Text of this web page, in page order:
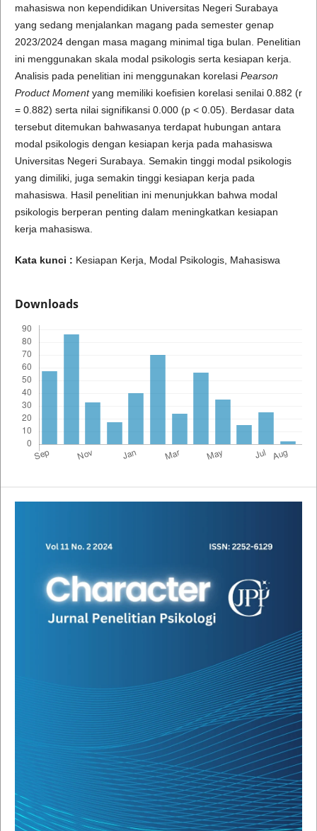
mahasiswa non kependidikan Universitas Negeri Surabaya
yang sedang menjalankan magang pada semester genap
2023/2024 dengan masa magang minimal tiga bulan. Penelitian
ini menggunakan skala modal psikologis serta kesiapan kerja.
Analisis pada penelitian ini menggunakan korelasi Pearson
Product Momentyang memiliki koefisien korelasi senilai 0.882 (r
= 0.882) serta nilai signifikansi 0.000 (p < 0.05). Berdasar data
tersebut ditemukan bahwasanya terdapat hubungan antara
modal psikologis dengan kesiapan kerja pada mahasiswa
Universitas Negeri Surabaya. Semakin tinggi modal psikologis
yang dimiliki, juga semakin tinggi kesiapan kerja pada
mahasiswa. Hasil penelitian ini menunjukkan bahwa modal
psikologis berperan penting dalam meningkatkan kesiapan
kerja mahasiswa.
Kata kunci : Kesiapan Kerja, Modal Psikologis, Mahasiswa
Downloads